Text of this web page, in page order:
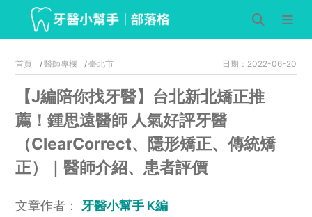
首頁 醫師專欄 臺北市 日期：2022-06-20
【J編陪你找牙醫】台北新北矯正推
薦！鍾思遠醫師 人氣好評牙醫
（ClearCorrect、隱形矯正、傳統矯
正）｜醫師介紹、患者評價
文章作者： 牙醫小幫手 K編